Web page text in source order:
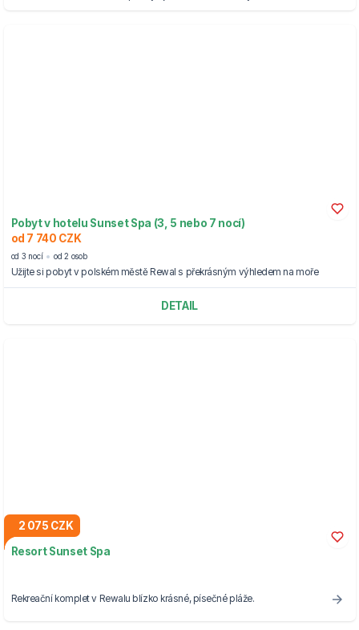
Pobyt v hotelu Sunset Spa (3, 5 nebo 7 nocí)
od 7 740 CZK
od 3 nocí od 2 osob
Užijte si pobyt v polském městě Rewal s překrásným výhledem na moře
DETAIL
2 075 CZK
Resort Sunset Spa
Rekreační komplet v Rewalu blízko krásné, písečné pláže.